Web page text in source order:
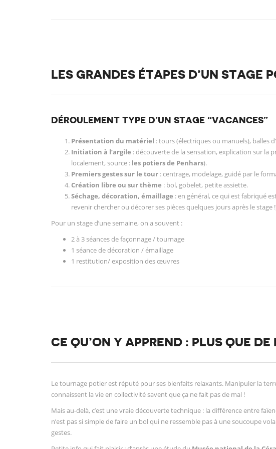
LES GRANDES ÉTAPES D’UN STAGE
DÉROULEMENT TYPE D’UN STAGE “VACANCES”
Présentation du matériel : tours (électriques ou manuels), balles
Initiation à l’argile : découverte de la sensation, explication sur la
localement, source : les potiers de Penhars).
Premiers gestes sur le tour : centrage, modelage, guidé par le
Création libre ou sur thème : bol, gobelet, petite assiette.
Séchage, décoration, émaillage : en général, ce qui est fabriqué
revenir chercher ou décorer ses pièces quelques jours après le stage
Pour un stage d’une semaine, on a souvent :
2 à 3 séances de façonnage / tournage
1 séance de décoration / émaillage
1 restitution/ exposition des œuvres
CE QU’ON Y APPREND : PLUS QUE DE
Le tournage potier est réputé pour ses bienfaits relaxants. Manipuler la
connaissent la vie en collectivité savent que ça ne fait pas de mal !
Mais au-delà, c’est une vraie découverte technique : la différence entre
n’est pas si simple de faire un bol qui ne ressemble pas à une soucoupe
gestes.